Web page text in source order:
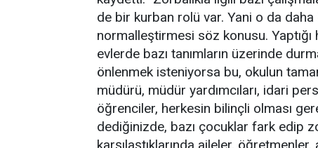
de bir kurban rolü var. Yani o da daha
normalleştirmesi söz konusu.
evlerde bazı tanımların üzerinde
önlenmek isteniyorsa bu, okulun
müdürü, müdür yardımcıları, idari
öğrenciler, herkesin bilinçli olması
dediğinizde, bazı çocuklar fark edip